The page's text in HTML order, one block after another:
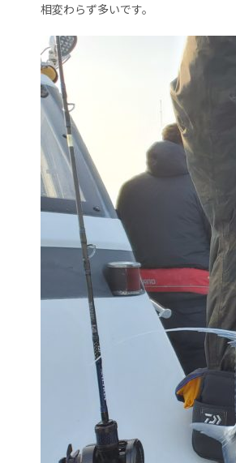
相変わらず多いです。